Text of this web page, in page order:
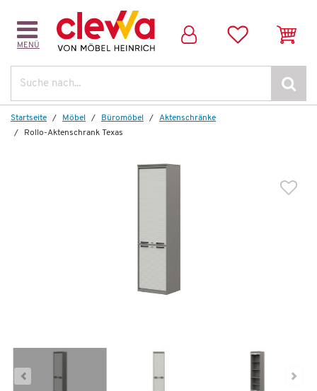
MENÜ
Startseite Möbel Büromöbel
Aktenschränke
Rollo-Aktenschrank Texas
Weitere Artikel aus der Serie
Kombi-Schreibtisch
1.399,00 €